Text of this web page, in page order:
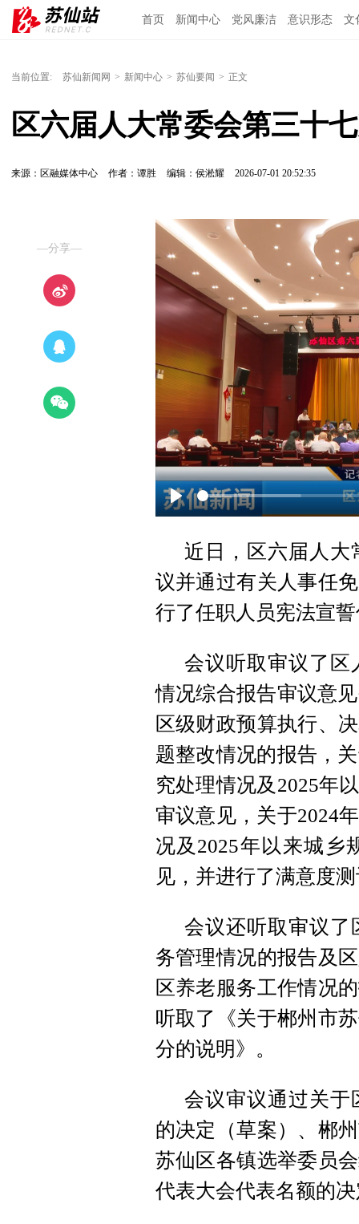
首页 新闻中心 党风廉洁 意识形态 文
当前位置: 苏仙新闻网 > 新闻中心 > 苏仙要闻 > 正文
区六届人大常委会第三十
来源：区融媒体中心 作者：谭胜 编辑：侯淞耀 2026-07-01 20:52:35
—分享—
Play
近日，区六届人大
议并通过有关人事任
行了任职人员宪法宣
会议听取审议了区
情况综合报告审议意
区级财政预算执行、
题整改情况的报告，
究处理情况及2025年
审议意见，关于2024
况及2025年以来城乡
见，并进行了满意度
会议还听取审议了
务管理情况的报告及
区养老服务工作情况
听取了《关于郴州市
分的说明》。
会议审议通过关于
的决定（草案）、郴
苏仙区各镇选举委员
代表大会代表名额的